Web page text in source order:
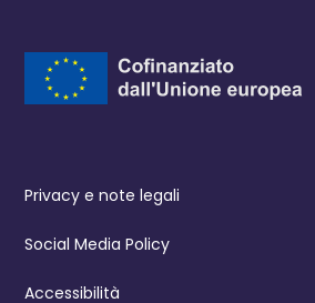
Privacy e note legali
Social Media Policy
Accessibilità